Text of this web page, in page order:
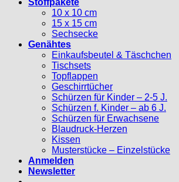
Stoffpakete
10 x 10 cm
15 x 15 cm
Sechsecke
Genähtes
Einkaufsbeutel & Täschchen
Tischsets
Topflappen
Geschirrtücher
Schürzen für Kinder – 2-5 J.
Schürzen f. Kinder – ab 6 J.
Schürzen für Erwachsene
Blaudruck-Herzen
Kissen
Musterstücke – Einzelstücke
Anmelden
Newsletter